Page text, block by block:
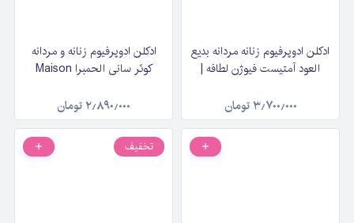
ادکلن ادوپرفیوم زنانه مردانه بدیع
العود آمتیست فیوژن لطافه |
میلی لیتر
۳٫۷۰۰٫۰۰۰تومان
ادکلن ادوپرفیوم زنانه و مردانه
کوئر سانی الحمبرا Maison
حجم 100 میلی لیتر
۲٫۸۹۰٫۰۰۰ تومان
تخفیف